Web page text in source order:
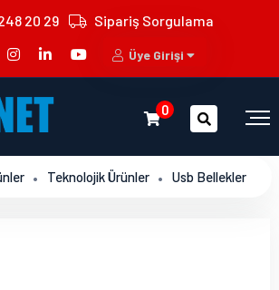
20 29 Sipariş Sorgulama
Üye Girişi
0
Teknolojik Ürünler Usb Bellekler